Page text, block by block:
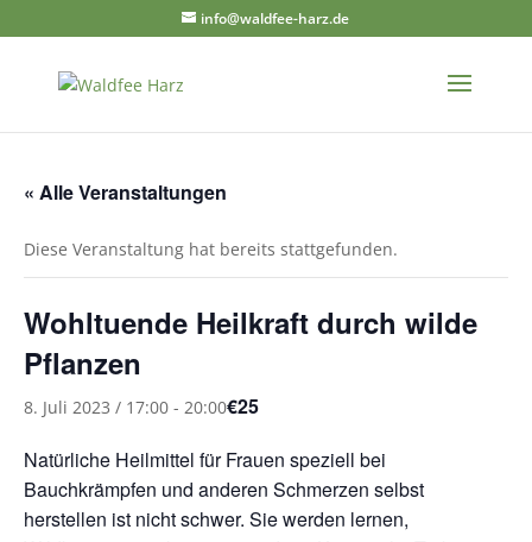
info@waldfee-harz.de
« Alle Veranstaltungen
Diese Veranstaltung hat bereits stattgefunden.
Wohltuende Heilkraft durch wilde
Pflanzen
8. Juli 2023 / 17:00 - 20:00€25
Natürliche Heilmittel für Frauen speziell bei
Bauchkrämpfen und anderen Schmerzen selbst
herstellen ist nicht schwer. Sie werden lernen,